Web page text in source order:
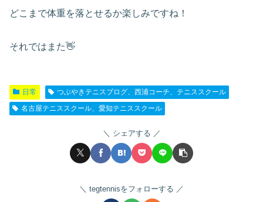
どこまで体重を落とせるか楽しみですね！
それではまた👋
日常
つぶやきテニスブログ、西浦コーチ、テニススクール
名古屋テニススクール、愛知テニススクール
シェアする
tegtennisをフォローする